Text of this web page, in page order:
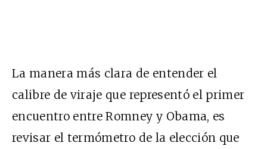
La manera más clara de entender el
calibre de viraje que representó el primer
encuentro entre Romney y Obama, es
revisar el termómetro de la elección que